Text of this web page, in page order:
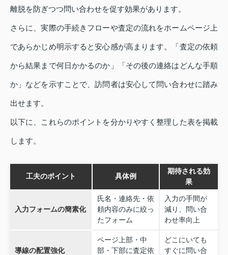
離脱を防ぎつつ問い合わせを促す効果があります。
さらに、実際の手続きフローや査定の流れをホームページ上
であらかじめ明示すると安心感が高まります。「査定の依頼
から結果まで何日かかるのか」「その後の連絡はどんな手順
か」などを示すことで、訪問者は安心して問い合わせに踏み
出せます。
以下に、これらのポイントを分かりやすく整理した表を掲載
します。
工夫のポイント 具体例
期待される効
果
入力フォームの簡素化
氏名・連絡先・依
頼内容のみに絞っ
たフォーム
入力の手間が
減り、問い合
わせ率向上
導線の配置強化
ページ上部・中
部・下部に査定依
どこにいても
すぐに問い合